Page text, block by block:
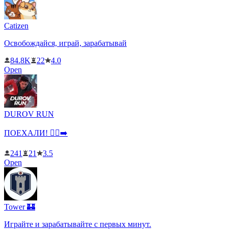
Catizen
Освобождайся, играй, зарабатывай
84.8K
22
4.0
Open
DUROV RUN
ПОЕХАЛИ! 🏃‍♂️➡️
241 21
3.5
Open
Tower 🏰
Играйте и зарабатывайте с первых минут.